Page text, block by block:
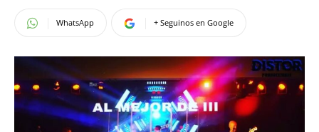
WhatsApp + Seguinos en Google